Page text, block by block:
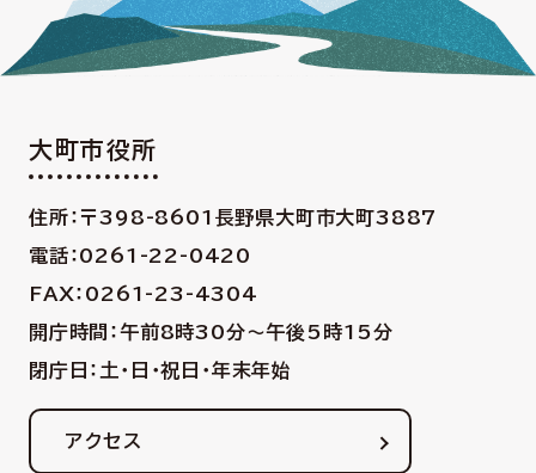
大町市役所
住所：〒398-8601 長野県大町市大町3887
電話：0261-22-0420
FAX：0261-23-4304
開庁時間：午前8時30分〜午後5時15分
閉庁日：土・日・祝日・年末年始
アクセス